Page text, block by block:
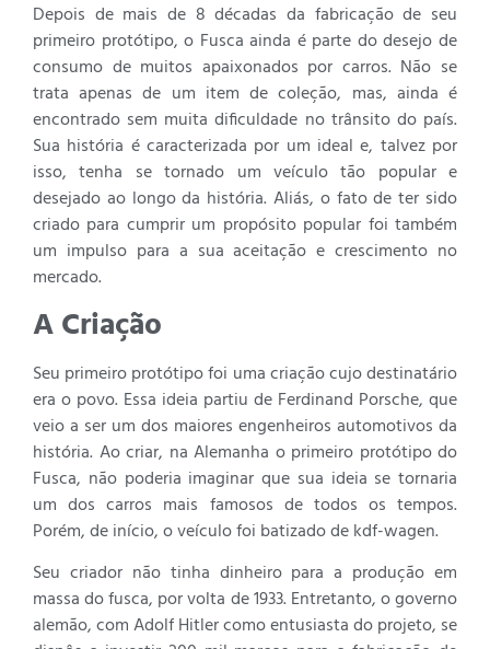
Depois de mais de 8 décadas da fabricação de seu
primeiro protótipo, o Fusca ainda é parte do desejo de
consumo de muitos apaixonados por carros. Não se
trata apenas de um item de coleção, mas, ainda é
encontrado sem muita dificuldade no trânsito do país.
Sua história é caracterizada por um ideal e, talvez por
isso, tenha se tornado um veículo tão popular e
desejado ao longo da história. Aliás, o fato de ter sido
criado para cumprir um propósito popular foi também
um impulso para a sua aceitação e crescimento no
mercado.
A Criação
Seu primeiro protótipo foi uma criação cujo destinatário
era o povo. Essa ideia partiu de Ferdinand Porsche, que
veio a ser um dos maiores engenheiros automotivos da
história. Ao criar, na Alemanha o primeiro protótipo do
Fusca, não poderia imaginar que sua ideia se tornaria
um dos carros mais famosos de todos os tempos.
Porém, de início, o veículo foi batizado de kdf-wagen.
Seu criador não tinha dinheiro para a produção em
massa do fusca, por volta de 1933. Entretanto, o governo
alemão, com Adolf Hitler como entusiasta do projeto, se